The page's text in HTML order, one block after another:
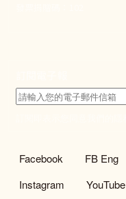
社群選單
Facebook FB Eng
Instagram
YouTube